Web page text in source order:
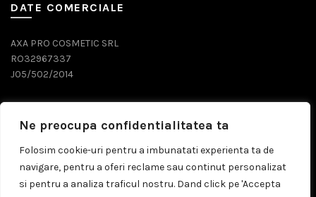
Ne preocupa confidentialitatea ta
Folosim cookie-uri pentru a imbunatati experienta ta de
navigare, pentru a oferi reclame sau continut personalizat
si pentru a analiza traficul nostru. Dand click pe 'Accepta
DATE COMERCIALE
AXA PRO COSMETIC SRL
RO32967337
J05/502/2014
0743 071 579
comenzi@prosalon.ro